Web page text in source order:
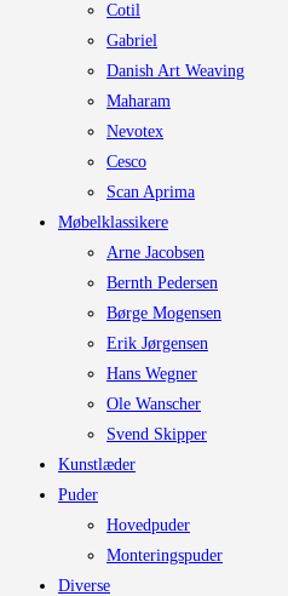
Cotil
Gabriel
Danish Art Weaving
Maharam
Nevotex
Cesco
Scan Aprima
Møbelklassikere
Arne Jacobsen
Bernth Pedersen
Børge Mogensen
Erik Jørgensen
Hans Wegner
Ole Wanscher
Svend Skipper
Kunstlæder
Puder
Hovedpuder
Monteringspuder
Diverse